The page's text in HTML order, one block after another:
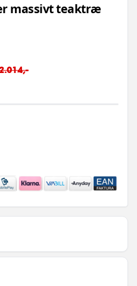
massivt teaktræ